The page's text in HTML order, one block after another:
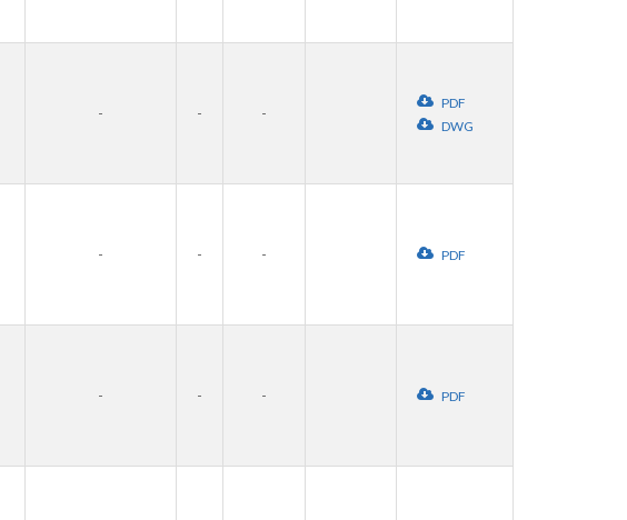
- - -
PDF
DWG
- - - PDF
- - - PDF